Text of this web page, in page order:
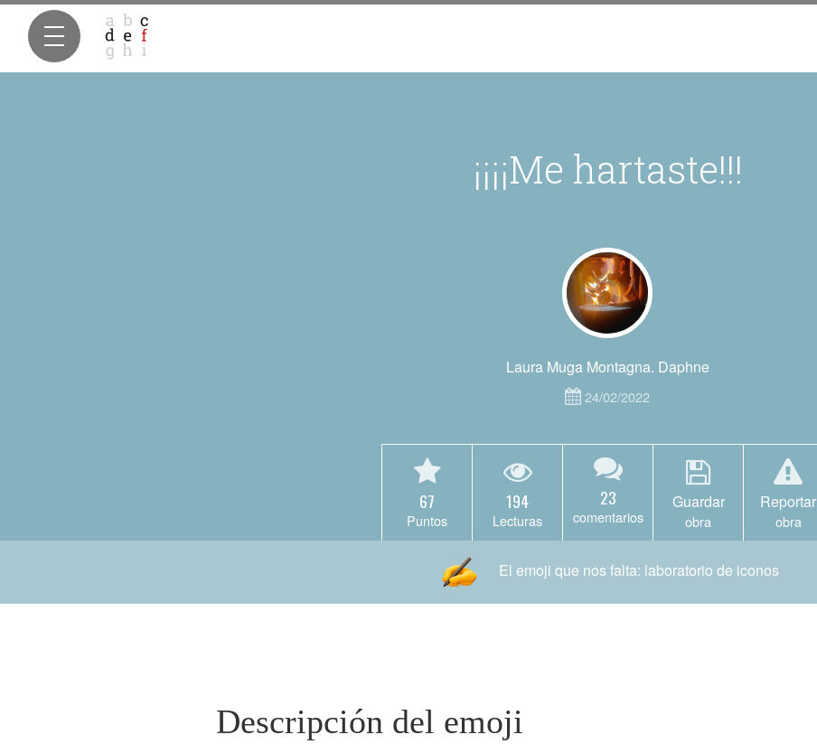
¡¡¡¡Me hartaste!!!
Laura Muga Montagna. Daphne
24/02/2022
67
Puntos
194
Lecturas
23
comentarios
Guardar
obra
Reportar
obra
El emoji que nos falta: laboratorio de iconos
Descripción del emoji